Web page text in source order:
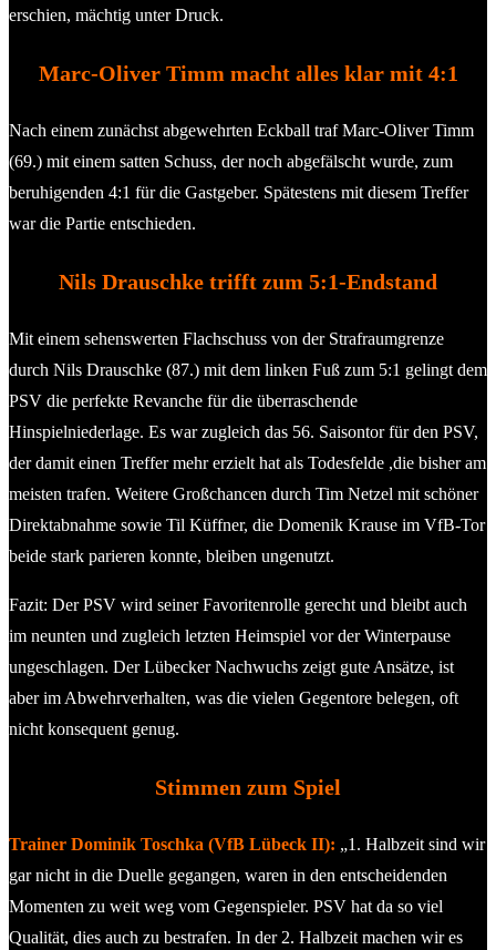
erschien, mächtig unter Druck.
Marc-Oliver Timm macht alles klar mit 4:1
Nach einem zunächst abgewehrten Eckball traf Marc-Oliver Timm
(69.) mit einem satten Schuss, der noch abgefälscht wurde, zum
beruhigenden 4:1 für die Gastgeber. Spätestens mit diesem Treffer
war die Partie entschieden.
Nils Drauschke trifft zum 5:1-Endstand
Mit einem sehenswerten Flachschuss von der Strafraumgrenze
durch Nils Drauschke (87.) mit dem linken Fuß zum 5:1 gelingt dem
PSV die perfekte Revanche für die überraschende
Hinspielniederlage. Es war zugleich das 56. Saisontor für den PSV,
der damit einen Treffer mehr erzielt hat als Todesfelde ,die bisher am
meisten trafen. Weitere Großchancen durch Tim Netzel mit schöner
Direktabnahme sowie Til Küffner, die Domenik Krause im VfB-Tor
beide stark parieren konnte, bleiben ungenutzt.
Fazit: Der PSV wird seiner Favoritenrolle gerecht und bleibt auch
im neunten und zugleich letzten Heimspiel vor der Winterpause
ungeschlagen. Der Lübecker Nachwuchs zeigt gute Ansätze, ist
aber im Abwehrverhalten, was die vielen Gegentore belegen, oft
nicht konsequent genug.
Stimmen zum Spiel
Trainer Dominik Toschka (VfB Lübeck II): „1. Halbzeit sind wir
gar nicht in die Duelle gegangen, waren in den entscheidenden
Momenten zu weit weg vom Gegenspieler. PSV hat da so viel
Qualität, dies auch zu bestrafen. In der 2. Halbzeit machen wir es